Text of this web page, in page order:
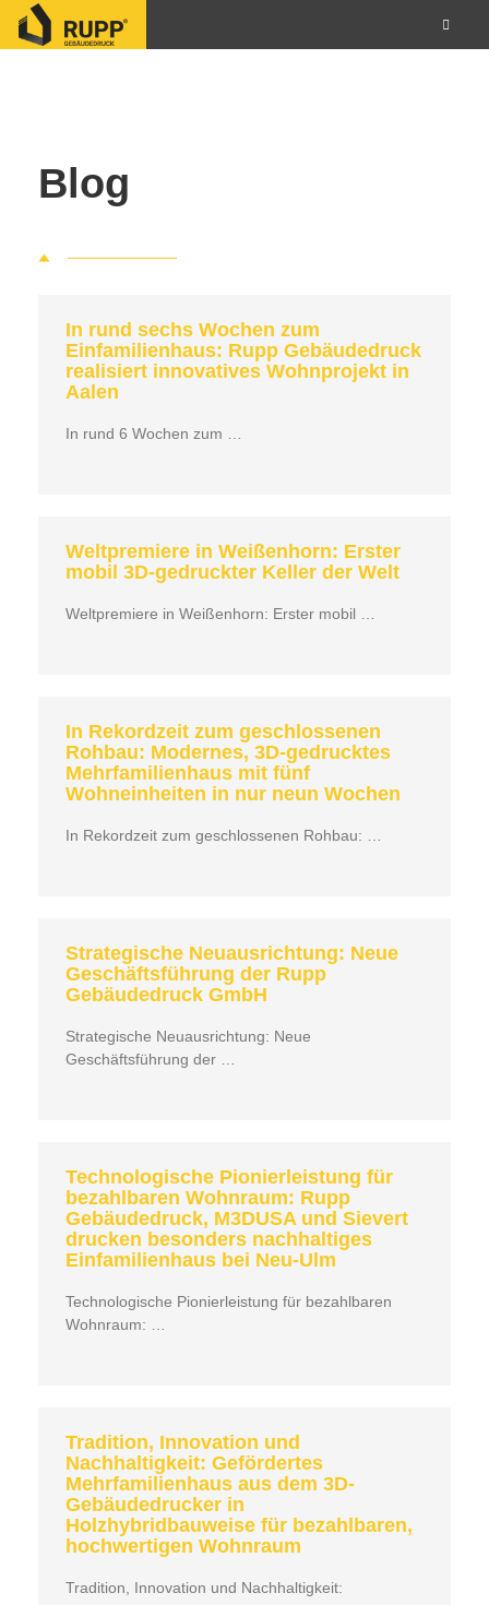
Blog
In rund sechs Wochen zum
Einfamilienhaus: Rupp Gebäudedruck
realisiert innovatives Wohnprojekt in
Aalen
In rund 6 Wochen zum …
Weltpremiere in Weißenhorn: Erster
mobil 3D-gedruckter Keller der Welt
Weltpremiere in Weißenhorn: Erster mobil …
In Rekordzeit zum geschlossenen
Rohbau: Modernes, 3D-gedrucktes
Mehrfamilienhaus mit fünf
Wohneinheiten in nur neun Wochen
In Rekordzeit zum geschlossenen Rohbau: …
Strategische Neuausrichtung: Neue
Geschäftsführung der Rupp
Gebäudedruck GmbH
Strategische Neuausrichtung: Neue
Geschäftsführung der …
Technologische Pionierleistung für
bezahlbaren Wohnraum: Rupp
Gebäudedruck, M3DUSA und Sievert
drucken besonders nachhaltiges
Einfamilienhaus bei Neu-Ulm
Technologische Pionierleistung für bezahlbaren
Wohnraum: …
Tradition, Innovation und
Nachhaltigkeit: Gefördertes
Mehrfamilienhaus aus dem 3D-
Gebäudedrucker in
Holzhybridbauweise für bezahlbaren,
hochwertigen Wohnraum
Tradition, Innovation und Nachhaltigkeit: